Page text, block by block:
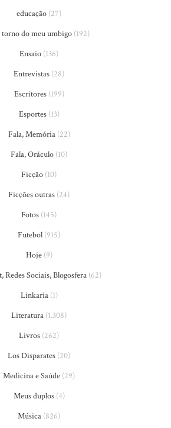
educação (27)
torno do meu umbigo(192)
Ensaio (136)
Entrevistas (28)
Escritores(199)
Esportes(13)
Fala, Memória(22)
Fala, Oráculo (10)
Ficção (10)
Ficções outras (24)
Fotos (145)
Futebol (915)
Hoje(9)
Redes Sociais, Blogosfera (62)
Linkaria(1)
Literatura (1.308)
Livros (262)
Los Disparates (20)
Medicina e Saúde (29)
Meus duplos(4)
Música (826)